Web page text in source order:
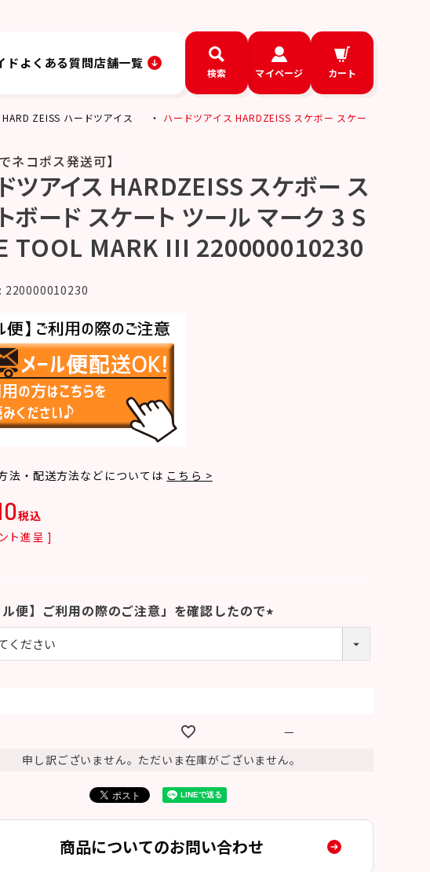
ドよくある質問店舗一覧
検索 マイページ カート
HARD ZEISS ハードツアイス
ハードツアイス HARDZEISS スケボー スケー
ネコポス発送可】
ツアイス HARDZEISS スケボー ス
ボード スケート ツール マーク 3 S
TOOL MARK III 220000010230
220000010230
法・配送方法などについては こちら >
税込
ト進呈 ]
ル便】ご利用の際のご注意」を確認したので
—
申し訳ございません。ただいま在庫がございません。
商品についてのお問い合わせ